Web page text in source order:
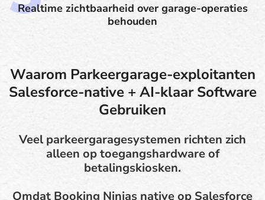
Realtime zichtbaarheid over garage-operaties
behouden
Waarom Parkeergarage-exploitanten
Salesforce-native + AI-klaar Software
Gebruiken
Veel parkeergaragesystemen richten zich
alleen op toegangshardware of
betalingskiosken.
Omdat Booking Ninjas native op Salesforce